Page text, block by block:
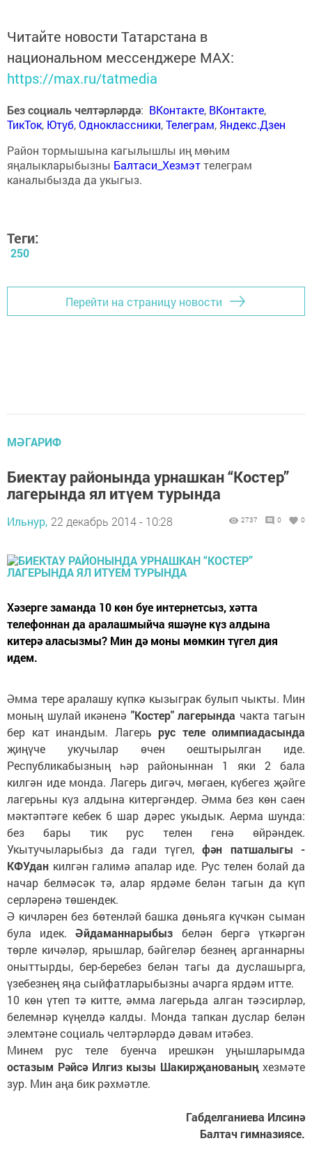
Читайте новости Татарстана в
национальном мессенджере MАХ:
https://max.ru/tatmedia
Без социаль челтәрләрдә: ВКонтакте, ВКонтакте,
ТикТок, Ютуб,Одноклассники,Телеграм, Яндекс.Дзен
Район тормышына кагылышлы иң мөһим
яңалыкларыбызны Балтаси_Хезмэттелеграм
каналыбызда да укыгыз.
Теги:
250
Перейти на страницу новости
МӘГАРИФ
Биектау районында урнашкан “Костер”
лагерында ял итүем турында
Ильнур, 22 декабрь 2014 - 10:28 2737 0 0
Хәзерге заманда 10 көн буе интернетсыз, хәтта
телефоннан да аралашмыйча яшәүне күз алдына
китерә аласызмы? Мин дә моны мөмкин түгел дия
идем.
Әмма тере аралашу күпкә кызыграк булып чыкты. Мин
моның шулай икәненә "Костер" лагерында чакта тагын
бер кат инандым. Лагерь рус теле олимпиадасында
җиңүче укучылар өчен оештырылган иде.
Республикабызның һәр районыннан 1 яки 2 бала
килгән иде монда. Лагерь дигәч, мөгаен, күбегез җәйге
лагерьны күз алдына китергәндер. Әмма без көн саен
мәктәптәге кебек 6 шар дәрес укыдык. Аерма шунда:
без бары тик рус телен генә өйрәндек.
Укытучыларыбыз да гади түгел,фән патшалыгы -
КФУдан килгән галимә апалар иде. Рус телен болай да
начар белмәсәк тә, алар ярдәме белән тагын да күп
серләренә төшендек.
Ә кичләрен без бөтенләй башка дөньяга күчкән сыман
була идек.Әйдаманнарыбыз белән бергә үткәргән
төрле кичәләр, ярышлар, бәйгеләр безнең арганнарны
оныттырды, бер-беребез белән тагы да дуслашырга,
үзебезнең яңа сыйфатларыбызны ачарга ярдәм итте.
10 көн үтеп тә китте, әмма лагерьда алган тәэсирләр,
белемнәр күңелдә калды. Монда тапкан дуслар белән
элемтәне социаль челтәрләрдә дәвам итәбез.
Минем рус теле буенча ирешкән уңышларымда
остазым Рәйсә Илгиз кызы Шакирҗанованыңхезмәте
зур. Мин аңа бик рәхмәтле.
Габделганиева Илсинә
Балтач гимназиясе.